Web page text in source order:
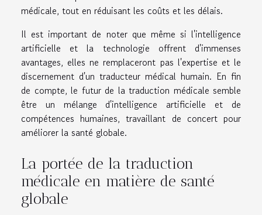
médicale, tout en réduisant les coûts et les délais.
Il est important de noter que même si l'intelligence
artificielle et la technologie offrent d'immenses
avantages, elles ne remplaceront pas l'expertise et le
discernement d'un traducteur médical humain. En fin
de compte, le futur de la traduction médicale semble
être un mélange d'intelligence artificielle et de
compétences humaines, travaillant de concert pour
améliorer la santé globale.
La portée de la traduction
médicale en matière de santé
globale